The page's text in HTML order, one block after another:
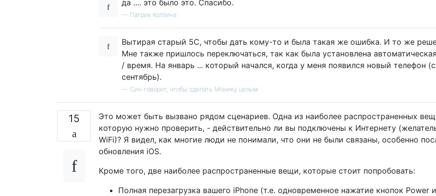
да .... это было это. Спасибо.
— Патрик Коллинз
Вытирая старый 5С, чтобы дать кому-то и была такая же ошибка. И то же
Мне также пришлось переключаться, так как была установлена
/ время. На январь ... который начался, когда у меня появился новый телефон
сентябрь).
— Син говорит, чтобы сделать Монику целым
15
Это может быть вызвано рядом сценариев. Одна из наиболее распространенных
которую нужно проверить, - действительно ли вы подключены к Интернету
WiFi)? Я видел, как многие люди не понимали, что они не были связаны, особенно
обновления iOS.
Кроме того, две наиболее распространенные вещи, которые стоит попробовать:
Полная перезагрузка вашего iPhone (т.е. одновременное нажатие кнопок Power и